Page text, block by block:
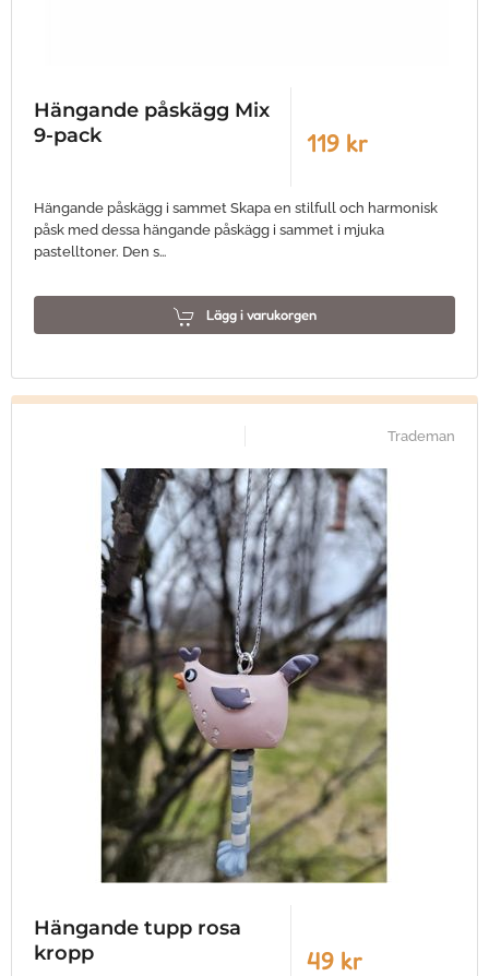
Hängande påskägg Mix
9-pack
119 kr
Hängande påskägg i sammet Skapa en stilfull och harmonisk
påsk med dessa hängande påskägg i sammet i mjuka
pastelltoner. Den s…
Lägg i varukorgen
Trademan
Hängande tupp rosa
kropp
49 kr